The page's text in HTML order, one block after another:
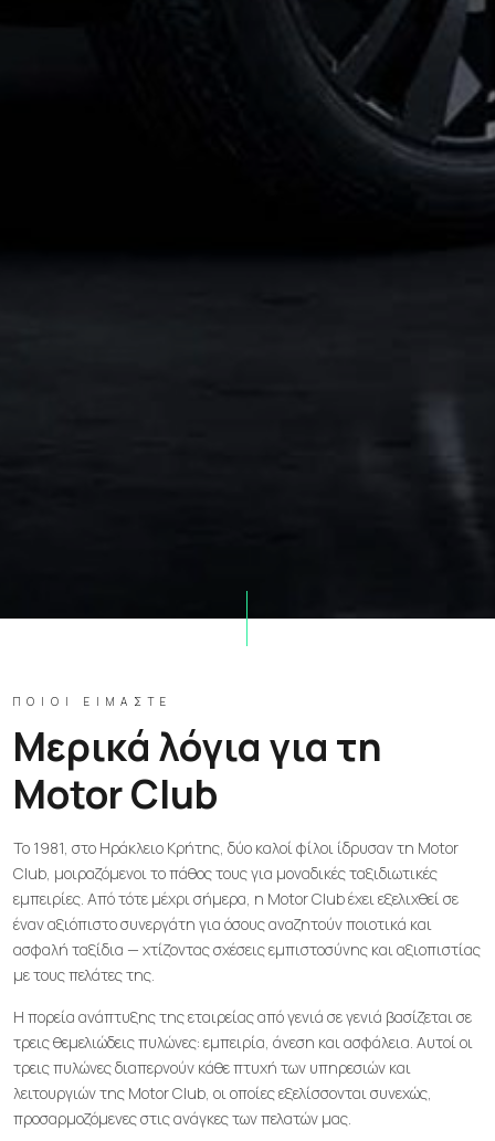
ΠΟΙΟΙ ΕΊΜΑΣΤΕ
Μερικά λόγια για τη
Motor Club
Το 1981, στο Ηράκλειο Κρήτης, δύο καλοί φίλοι ίδρυσαν τη Motor
Club, μοιραζόμενοι το πάθος τους για μοναδικές ταξιδιωτικές
εμπειρίες. Από τότε μέχρι σήμερα, η Motor Club έχει εξελιχθεί σε
έναν αξιόπιστο συνεργάτη για όσους αναζητούν ποιοτικά και
ασφαλή ταξίδια — χτίζοντας σχέσεις εμπιστοσύνης και αξιοπιστίας
με τους πελάτες της.
Η πορεία ανάπτυξης της εταιρείας από γενιά σε γενιά βασίζεται σε
τρεις θεμελιώδεις πυλώνες: εμπειρία, άνεση και ασφάλεια. Αυτοί οι
τρεις πυλώνες διαπερνούν κάθε πτυχή των υπηρεσιών και
λειτουργιών της Motor Club, οι οποίες εξελίσσονται συνεχώς,
προσαρμοζόμενες στις ανάγκες των πελατών μας.